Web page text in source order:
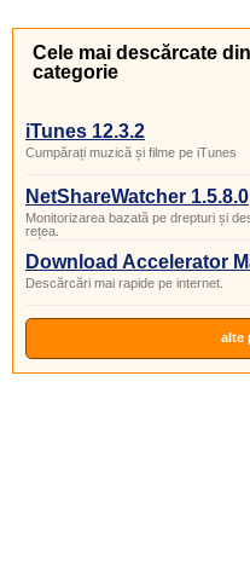
Cele mai descărcate din
categorie
iTunes 12.3.2
Cumpărați muzică și filme pe iTunes
NetShareWatcher 1.5.8.0
Monitorizarea bazată pe drepturi și
rețea.
Download Accelerator
Descărcări mai rapide pe internet.
alte